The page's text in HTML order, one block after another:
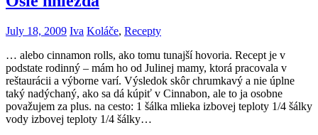
July 18, 2009 Iva Koláče, Recepty
… alebo cinnamon rolls, ako tomu tunajší hovoria. Recept je v
podstate rodinný – mám ho od Julinej mamy, ktorá pracovala v
reštaurácii a výborne varí. Výsledok skôr chrumkavý a nie úplne
taký nadýchaný, ako sa dá kúpiť v Cinnabon, ale to ja osobne
považujem za plus. na cesto: 1 šálka mlieka izbovej teploty 1/4 šálky
vody izbovej teploty 1/4 šálky…